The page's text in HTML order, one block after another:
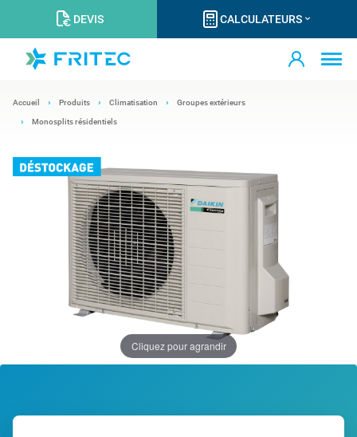
DEVIS CALCULATEURS
Accueil Produits Climatisation Groupes extérieurs
Monosplits résidentiels
Cliquez pour agrandir